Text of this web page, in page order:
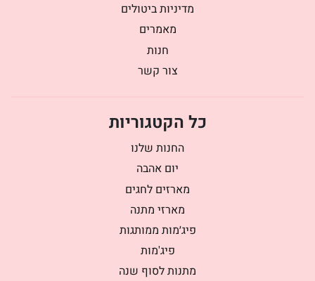
מדיניות ביטולים
מאמרים
חנות
צור קשר
כל הקטגוריות
החנות שלנו
יום אהבה
מארזים לחגים
מארזי מתנה
פיג׳מות ממותגות
פיג'מות
מתנות לסוף שנה